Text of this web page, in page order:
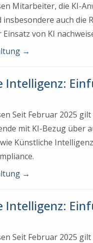
Mitarbeiter, die KI-
insbesondere auch die
von KI
→
Intelligenz:
Seit Februar 2025
mit KI-Bezug über
Künstliche
→
Intelligenz:
Seit Februar 2025